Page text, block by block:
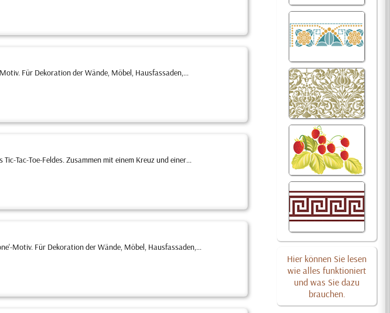
Hier können Sie lesen
wie alles funktioniert
und was Sie dazu
brauchen.
Für Dekoration der Wände, Möbel, Hausfassaden,...
Tac-Toe-Feldes. Zusammen mit einem Kreuz und einer...
Motiv. Für Dekoration der Wände, Möbel, Hausfassaden,...